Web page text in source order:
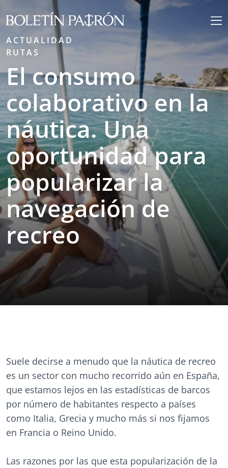
ACTUALIDAD
RUTAS
El consumo
colaborativo en la
náutica. Una
oportunidad para
popularizar la
navegación de
recreo
Suele decirse a menudo que la náutica de recreo
es un sector con mucho recorrido aún en España,
que estamos lejos en las estadísticas de barcos
por número de habitantes respecto a países
como Italia, Grecia y mucho más si nos fijamos
en Francia o Reino Unido.
Las razones por las que esta popularización de la